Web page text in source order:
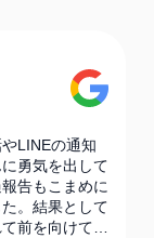
LINEの通知
勇気を出して
告もこまめに
。結果として
前を向けてい